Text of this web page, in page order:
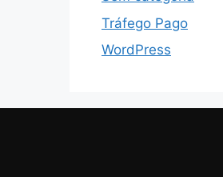
Tráfego Pago
WordPress